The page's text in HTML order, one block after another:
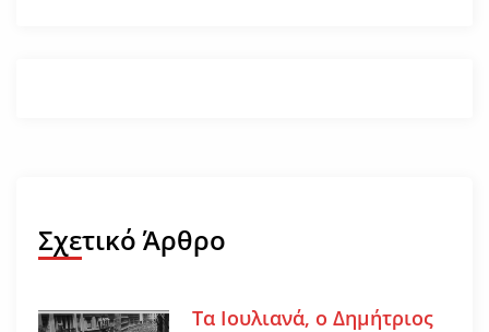
Σχετικό Άρθρο
Τα Ιουλιανά, ο Δημήτριος